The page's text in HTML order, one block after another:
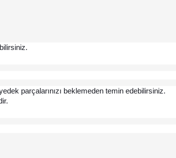
parçalarınızı beklemeden temin edebilirsiniz.